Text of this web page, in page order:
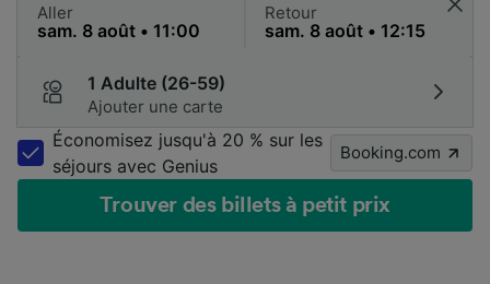
Aller Retour
1 Adulte (26-59)
Ajouter une carte
Économisez jusqu'à 20 % sur les
séjours avec Genius
Booking.com
Trouver des billets à petit prix